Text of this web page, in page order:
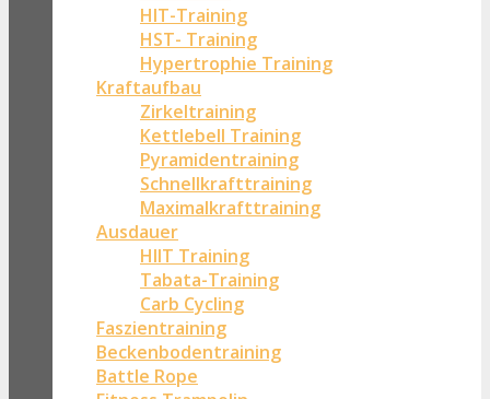
HIT-Training
HST- Training
Hypertrophie Training
Kraftaufbau
Zirkeltraining
Kettlebell Training
Pyramidentraining
Schnellkrafttraining
Maximalkrafttraining
Ausdauer
HIIT Training
Tabata-Training
Carb Cycling
Faszientraining
Beckenbodentraining
Battle Rope